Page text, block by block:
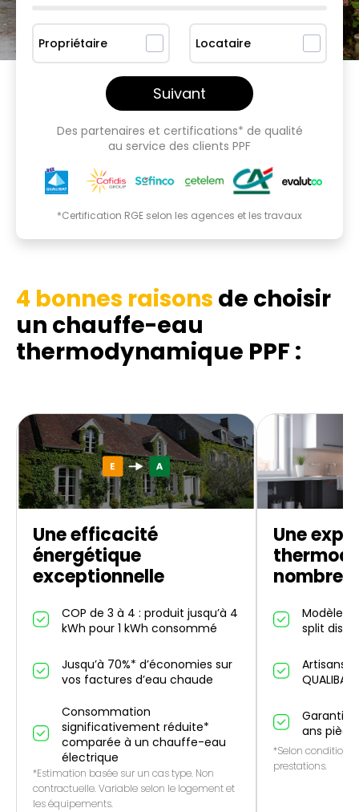
Propriétaire Locataire
Suivant
Des partenaires et certifications* de qualité
au service des clients PPF
*Certification RGE selon les agences et les travaux
4 bonnes raisons de choisir
un chauffe-eau
thermodynamique PPF :
Une efficacité
énergétique
exceptionnelle
COP de 3 à 4 : produit jusqu’à 4
kWh pour 1 kWh consommé
Jusqu’à 70%* d’économies sur
vos factures d’eau chaude
Consommation
significativement réduite*
comparée à un chauffe-eau
électrique
*Estimation basée sur un cas type. Non
contractuelle. Variable selon le logement et
les équipements.
Une
Modèles
split
Artisans
QUALIBAT
Garantie
ans
*Selon conditions
prestations.